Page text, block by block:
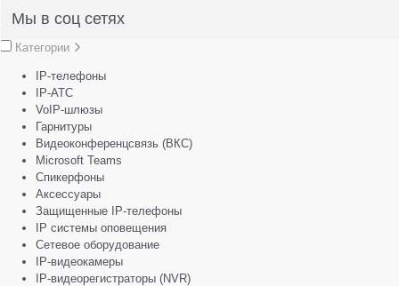
Мы в соц сетях
Категории
IP-телефоны
IP-АТС
VoIP-шлюзы
Гарнитуры
Видеоконференцсвязь (ВКС)
Microsoft Teams
Спикерфоны
Аксессуары
Защищенные IP-телефоны
IP системы оповещения
Сетевое оборудование
IP-видеокамеры
IP-видеорегистраторы (NVR)